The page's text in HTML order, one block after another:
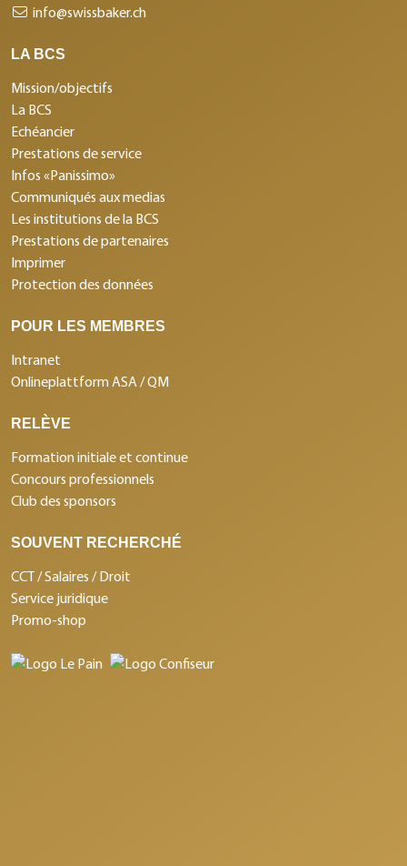
info@swissbaker.ch
LA BCS
Mission/objectifs
La BCS
Echéancier
Prestations de service
Infos «Panissimo»
Communiqués aux medias
Les institutions de la BCS
Prestations de partenaires
Imprimer
Protection des données
POUR LES MEMBRES
Intranet
Onlineplattform ASA / QM
RELÈVE
Formation initiale et continue
Concours professionnels
Club des sponsors
SOUVENT RECHERCHÉ
CCT / Salaires / Droit
Service juridique
Promo-shop